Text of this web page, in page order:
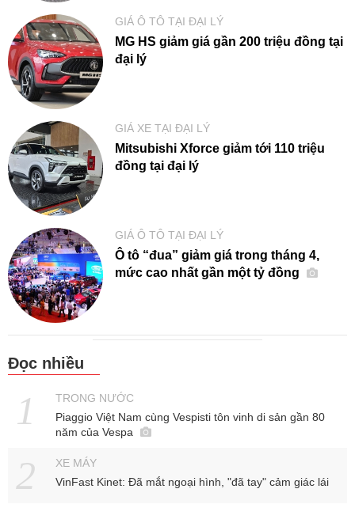
GIÁ Ô TÔ TẠI ĐẠI LÝ
MG HS giảm giá gần 200 triệu đồng tại
đại lý
GIÁ XE TẠI ĐẠI LÝ
Mitsubishi Xforce giảm tới 110 triệu
đồng tại đại lý
GIÁ Ô TÔ TẠI ĐẠI LÝ
Ô tô “đua” giảm giá trong tháng 4,
mức cao nhất gần một tỷ đồng
Đọc nhiều
TRONG NƯỚC
Piaggio Việt Nam cùng Vespisti tôn vinh di sản gần 80
năm của Vespa
XE MÁY
VinFast Kinet: Đã mắt ngoại hình, "đã tay" cảm giác lái